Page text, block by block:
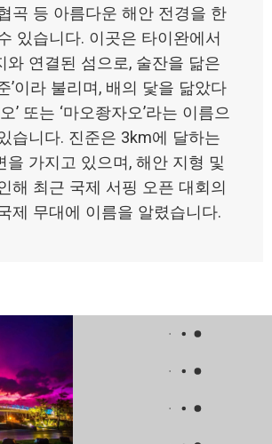
곡 등 아름다운 해안 전경을 한
있습니다. 이곳은 타이완에서
와 연결된 섬으로, 술잔을 닮은
’이라 불리며, 배의 닻을 닮았다
’ 또는 ‘마오좡자오’라는 이름으
습니다. 진준은 3km에 달하는
을 가지고 있으며, 해안 지형 및
해 최근 국제 서핑 오픈 대회의
제 무대에 이름을 알렸습니다.